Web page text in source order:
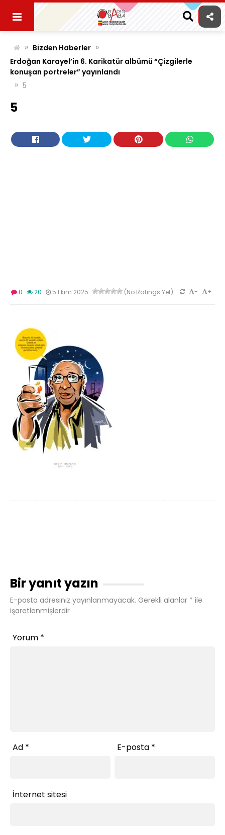
content
» Bizden Haberler »
Erdoğan Karayel’in 6. Karikatür albümü “Çizgilerle
konuşan portreler” yayınlandı
» 5
5
0 20 5 Ekim 2025 (No Ratings Yet) +
-
Bir yanıt yazın
E-posta adresiniz yayınlanmayacak. Gerekli alanlar * ile
işaretlenmişlerdir
Yorum *
Ad * E-posta *
İnternet sitesi